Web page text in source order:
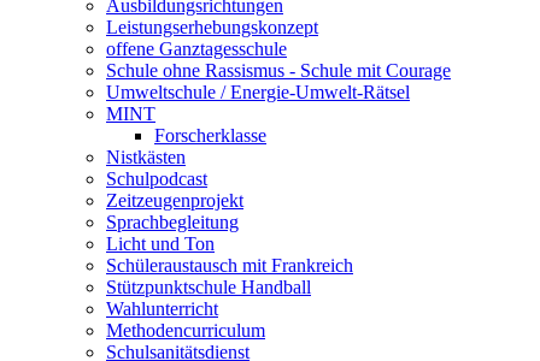
Ausbildungsrichtungen
Leistungserhebungskonzept
offene Ganztagesschule
Schule ohne Rassismus - Schule mit Courage
Umweltschule / Energie-Umwelt-Rätsel
MINT
Forscherklasse
Nistkästen
Schulpodcast
Zeitzeugenprojekt
Sprachbegleitung
Licht und Ton
Schüleraustausch mit Frankreich
Stützpunktschule Handball
Wahlunterricht
Methodencurriculum
Schulsanitätsdienst